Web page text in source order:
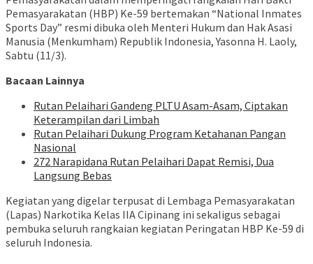
Pemasyarakatan (HBP) Ke-59 bertemakan “National Inmates
Sports Day” resmi dibuka oleh Menteri Hukum dan Hak Asasi
Manusia (Menkumham) Republik Indonesia, Yasonna H. Laoly,
Sabtu (11/3).
Bacaan Lainnya
Rutan Pelaihari Gandeng PLTU Asam-Asam, Ciptakan
Keterampilan dari Limbah
Rutan Pelaihari Dukung Program Ketahanan Pangan
Nasional
272 Narapidana Rutan Pelaihari Dapat Remisi, Dua
Langsung Bebas
Kegiatan yang digelar terpusat di Lembaga Pemasyarakatan
(Lapas) Narkotika Kelas IIA Cipinang ini sekaligus sebagai
pembuka seluruh rangkaian kegiatan Peringatan HBP Ke-59 di
seluruh Indonesia.